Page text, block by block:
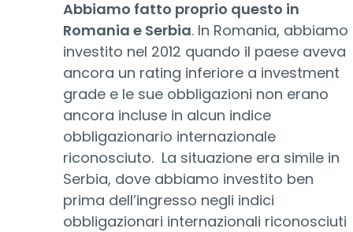
Abbiamo fatto proprio questo in
Romania e Serbia. In Romania, abbiamo
investito nel 2012 quando il paese aveva
ancora un rating inferiore a investment
grade e le sue obbligazioni non erano
ancora incluse in alcun indice
obbligazionario internazionale
riconosciuto. La situazione era simile in
Serbia, dove abbiamo investito ben
prima dell’ingresso negli indici
obbligazionari internazionali riconosciuti